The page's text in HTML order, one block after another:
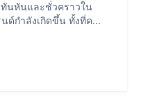
ทันหันและชั่วคราวใน
ด์กำลังเกิดขึ้น ทั้งที่ค...